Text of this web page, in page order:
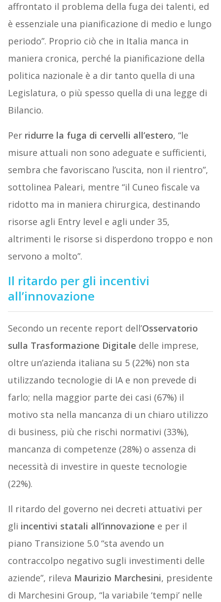
affrontato il problema della fuga dei talenti, ed
è essenziale una pianificazione di medio e lungo
periodo”. Proprio ciò che in Italia manca in
maniera cronica, perché la pianificazione della
politica nazionale è a dir tanto quella di una
Legislatura, o più spesso quella di una legge di
Bilancio.
Per ridurre la fuga di cervelli all’estero, “le
misure attuali non sono adeguate e sufficienti,
sembra che favoriscano l’uscita, non il rientro”,
sottolinea Paleari, mentre “il Cuneo fiscale va
ridotto ma in maniera chirurgica, destinando
risorse agli Entry level e agli under 35,
altrimenti le risorse si disperdono troppo e non
servono a molto”.
Il ritardo per gli incentivi
all’innovazione
Secondo un recente report dell’Osservatorio
sulla Trasformazione Digitale delle imprese,
oltre un’azienda italiana su 5 (22%) non sta
utilizzando tecnologie di IA e non prevede di
farlo; nella maggior parte dei casi (67%) il
motivo sta nella mancanza di un chiaro utilizzo
di business, più che rischi normativi (33%),
mancanza di competenze (28%) o assenza di
necessità di investire in queste tecnologie
(22%).
Il ritardo del governo nei decreti attuativi per
gli incentivi statali all’innovazione e per il
piano Transizione 5.0 “sta avendo un
contraccolpo negativo sugli investimenti delle
aziende”, rileva Maurizio Marchesini, presidente
di Marchesini Group, “la variabile ‘tempi’ nelle